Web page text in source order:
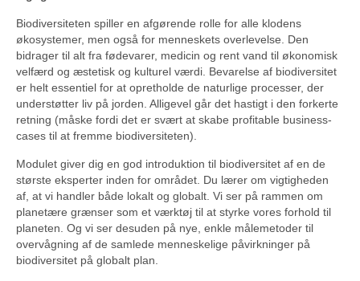
Biodiversiteten spiller en afgørende rolle for alle klodens
økosystemer, men også for menneskets overlevelse. Den
bidrager til alt fra fødevarer, medicin og rent vand til økonomisk
velfærd og æstetisk og kulturel værdi. Bevarelse af biodiversitet
er helt essentiel for at opretholde de naturlige processer, der
understøtter liv på jorden. Alligevel går det hastigt i den forkerte
retning (måske fordi det er svært at skabe profitable business-
cases til at fremme biodiversiteten).
Modulet giver dig en god introduktion til biodiversitet af en de
største eksperter inden for området. Du lærer om vigtigheden
af, at vi handler både lokalt og globalt. Vi ser på rammen om
planetære grænser som et værktøj til at styrke vores forhold til
planeten. Og vi ser desuden på nye, enkle målemetoder til
overvågning af de samlede menneskelige påvirkninger på
biodiversitet på globalt plan.